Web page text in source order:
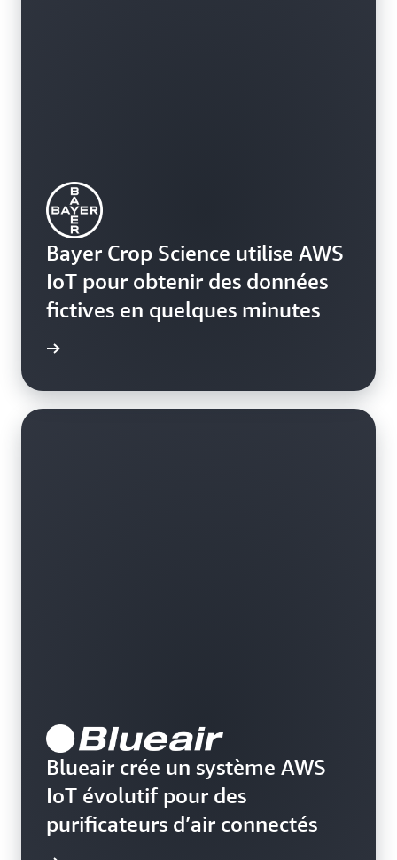
Bayer Crop Science utilise AWS
IoT pour obtenir des données
fictives en quelques minutes
Blueair crée un système AWS
IoT évolutif pour des
purificateurs d’air connectés